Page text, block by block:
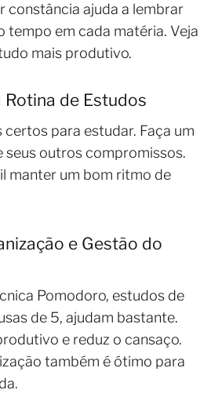
constância ajuda a lembrar
tempo em cada matéria. Veja
mais produtivo.
Rotina de Estudos
certos para estudar. Faça um
seus outros compromissos.
manter um bom ritmo de
e Gestão do
Pomodoro, estudos de
de 5, ajudam bastante.
e reduz o cansaço.
também é ótimo para